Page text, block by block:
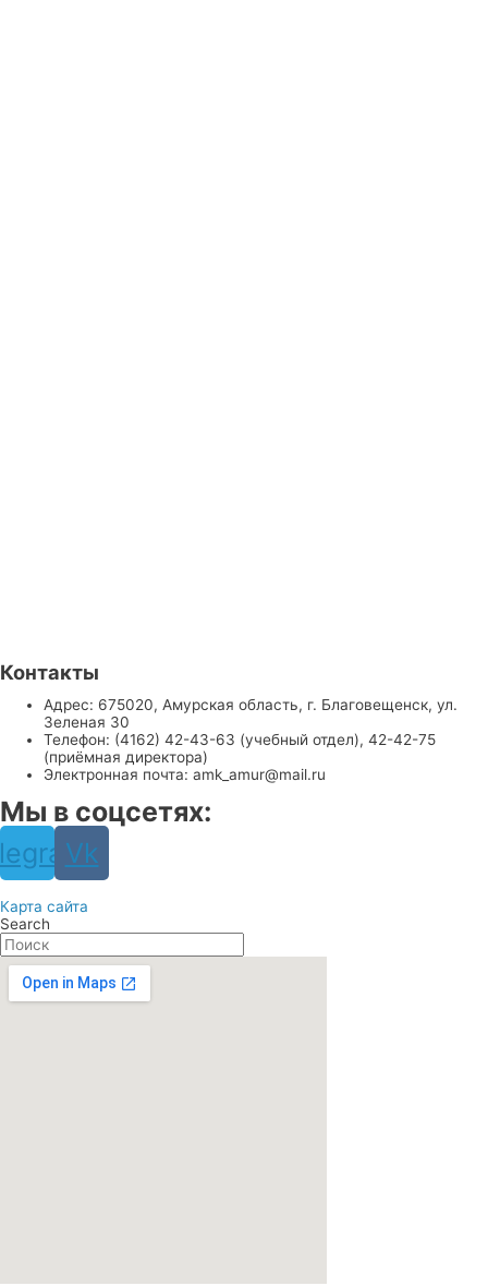
Контакты
Адрес: 675020, Амурская область, г. Благовещенск, ул.
Зеленая 30
Телефон: (4162) 42-43-63 (учебный отдел), 42-42-75
(приёмная директора)
Электронная почта: amk_amur@mail.ru
Мы в соцсетях:
Vk
Карта сайта
Search